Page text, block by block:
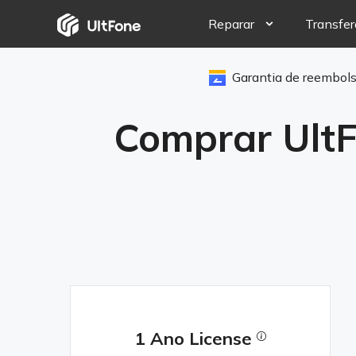
Reparar
iOS System
Android
Entrar & sair do
Garantia de
Comprar
1 Ano License